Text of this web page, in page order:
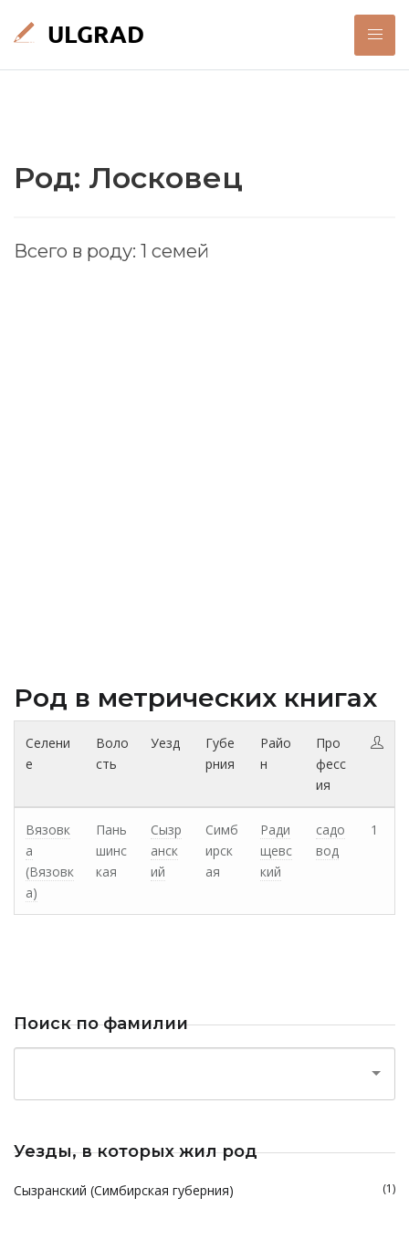
Род: Лосковец
Всего в роду: 1 семей
Род в метрических книгах
Селени
е
Воло
сть
Уезд
Губе
рния
Райо
н
Про
фесс
ия
Вязовк
а
(Вязовк
а)
Пань
шинс
кая
Сызр
анск
ий
Симб
ирск
ая
Ради
щевс
кий
садо
вод
1
Поиск по фамилии
Уезды, в которых жил род
Сызранский (Симбирская губерния) (1)